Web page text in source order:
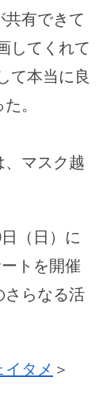
共有できて
してくれて
て本当に良
。
、マスク越
（日）に
トを開催
さらなる活
イタメ ＞